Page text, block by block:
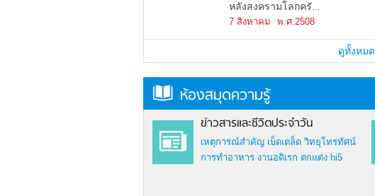
หลังสงครามโลกครั...
7 สิงหาคม พ.ศ.2508
ดูทั้งหมด
ห้องสมุดความรู้
ข่าวสารและชีวิตประจำวัน
เหตุการณ์สำคัญ เบ็ดเตล็ด วิทยุโทรทัศน์
การทำอาหาร งานอดิเรก ตกแต่ง hi5